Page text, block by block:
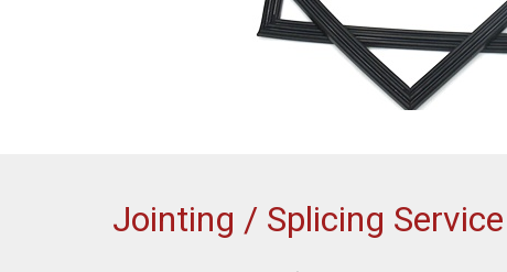
Jointing / Splicing Service